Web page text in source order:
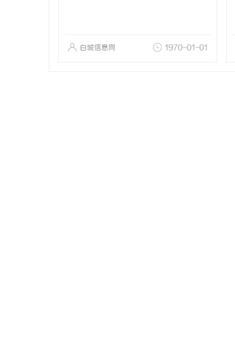
白城信息网 1970-01-01